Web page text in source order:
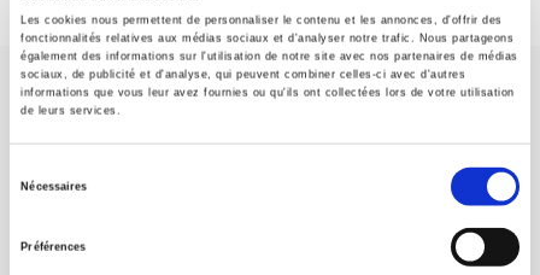
Les cookies nous permettent de personnaliser le contenu et les annonces, d'offrir des
fonctionnalités relatives aux médias sociaux et d'analyser notre trafic. Nous partageons
également des informations sur l'utilisation de notre site avec nos partenaires de médias
sociaux, de publicité et d'analyse, qui peuvent combiner celles-ci avec d'autres
informations que vous leur avez fournies ou qu'ils ont collectées lors de votre utilisation
de leurs services.
Nécessaires
Préférences
Maison d'édition dédiée aux sciences humaines et sociales, les
à la transmission des savoirs et des idées